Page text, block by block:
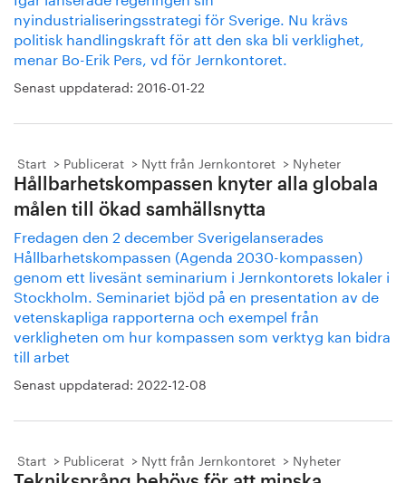
nyindustrialiseringsstrategi för Sverige. Nu krävs
politisk handlingskraft för att den ska bli verklighet,
menar Bo-Erik Pers, vd för Jernkontoret.
Senast uppdaterad: 2016-01-22
Start Publicerat Nytt från Jernkontoret Nyheter
Hållbarhetskompassen knyter alla globala
målen till ökad samhällsnytta
Fredagen den 2 december Sverigelanserades
Hållbarhetskompassen (Agenda 2030-kompassen)
genom ett livesänt seminarium i Jernkontorets lokaler i
Stockholm. Seminariet bjöd på en presentation av de
vetenskapliga rapporterna och exempel från
verkligheten om hur kompassen som verktyg kan bidra
till arbet
Senast uppdaterad: 2022-12-08
Start Publicerat Nytt från Jernkontoret Nyheter